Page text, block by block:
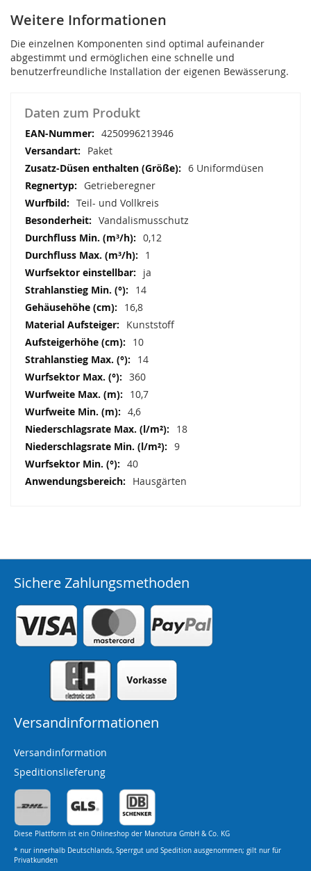
Weitere Informationen
Die einzelnen Komponenten sind optimal aufeinander
abgestimmt und ermöglichen eine schnelle und
benutzerfreundliche Installation der eigenen Bewässerung.
Daten zum Produkt
4250996213946
Paket
6 Uniformdüsen
Getrieberegner
Teil- und Vollkreis
Vandalismusschutz
0,12
1
ja
14
16,8
Kunststoff
10
14
360
10,7
4,6
18
9
40
Hausgärten
Sichere Zahlungsmethoden
Versandinformationen
Versandinformation
Speditionslieferung
Diese Plattform ist ein Onlineshop der Manotura GmbH & Co. KG
* nur innerhalb Deutschlands, Sperrgut und Spedition ausgenommen; gilt nur für
Privatkunden